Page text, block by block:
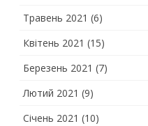
Травень 2021 (6)
Квітень 2021 (15)
Березень 2021 (7)
Лютий 2021 (9)
Січень 2021 (10)